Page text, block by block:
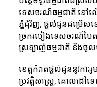
ទេសចរណ៍ធម្មជាតិ នៅល
ភ្នំជុំវិញ, ផ្តល់ជូនជម្រើស
ច្រករបៀងទេសចរណ៍បៃត
ស្រឡាញ់ធម្មជាតិ និងចូលចិ
ខេត្តកំពតផ្តល់ជូននូវការរូ
ប្រវត្តិសាស្ត្រ, គោលដ